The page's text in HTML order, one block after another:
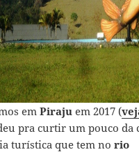
emPiraju em 2017 (
pra curtir um pouco da
turística que tem norio